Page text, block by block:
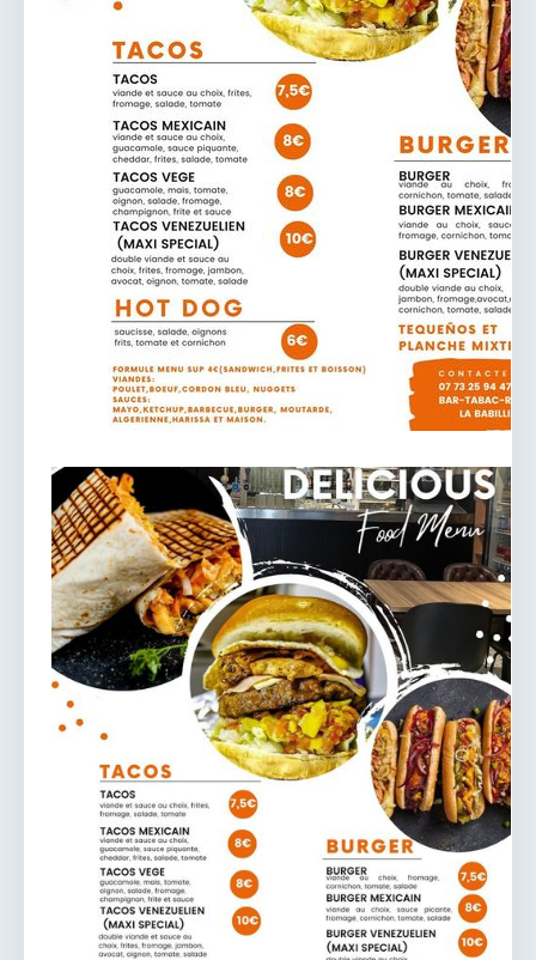
vous.
04 74 38 22 78
mairie@douvres.fr
140 Place de la Babillière, 01500 Douvres
Contacter la mairie
Le guichet des associations
publier une annonce